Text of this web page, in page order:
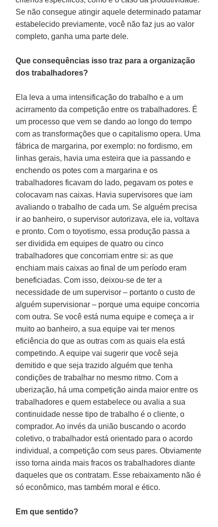
Se não consegue atingir aquele determinado patamar
estabelecido previamente, você não faz jus ao valor
completo, ganha uma parte dele.
Que consequências isso traz para a organização
dos trabalhadores?
Ela leva a uma intensificação do trabalho e a um
acirramento da competição entre os trabalhadores. É
um processo que vem se dando ao longo do tempo
com as transformações que o capitalismo opera. Uma
fábrica de margarina, por exemplo: no fordismo, em
linhas gerais, havia uma esteira que ia passando e
enchendo os potes com a margarina e os
trabalhadores ficavam do lado, pegavam os potes e
colocavam nas caixas. Havia supervisores que iam
avaliando o trabalho de cada um. Se alguém precisa
ir ao banheiro, o supervisor autorizava, ele ia, voltava
e pronto. Com o toyotismo, essa produção passa a
ser dividida em equipes de quatro ou cinco
trabalhadores que concorriam entre si: as que
enchiam mais caixas ao final de um período eram
beneficiadas. Com isso, deixou-se de ter a
necessidade de um supervisor – portanto o custo de
alguém supervisionar – porque uma equipe concorria
com outra. Se você está numa equipe e começa a ir
muito ao banheiro, a sua equipe vai ter menos
eficiência do que as outras com as quais ela está
competindo. A equipe vai sugerir que você seja
demitido e que seja trazido alguém que tenha
condições de trabalhar no mesmo ritmo. Com a
uberização, há uma competição ainda maior entre os
trabalhadores e quem estabelece ou avalia a sua
continuidade nesse tipo de trabalho é o cliente, o
comprador. Ao invés da união buscando o acordo
coletivo, o trabalhador está orientado para o acordo
individual, a competição com seus pares. Obviamente
isso torna ainda mais fracos os trabalhadores diante
daqueles que os contratam. Esse rebaixamento não é
só econômico, mas também moral e ético.
Em que sentido?